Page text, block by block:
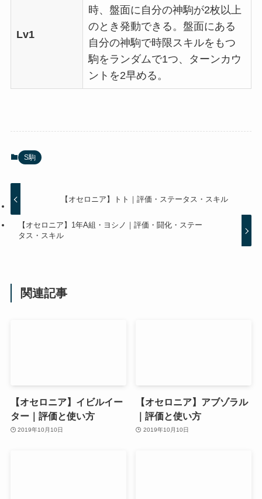
Lv1
時、盤面に自分の神駒が2枚以上
のとき発動できる。盤面にある
自分の神駒で時限スキルをもつ
駒をランダムで1つ、ターンカウ
ントを2早める。
S駒
【オセロニア】トト｜評価・ステータス・スキル
【オセロニア】1年A組・ヨシノ｜評価・闘化・ステー
タス・スキル
関連記事
【オセロニア】イビルイー
ター｜評価と使い方
2019年10月10日
【オセロニア】アブゾラル
｜評価と使い方
2019年10月10日